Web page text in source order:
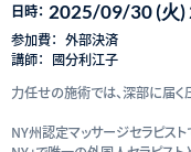
日時： 2025/09/30 (火)
参加費： 外部決済
講師： 國分利江子
力任せの施術では、深部に届く
NY州認定マッサージセラピスト